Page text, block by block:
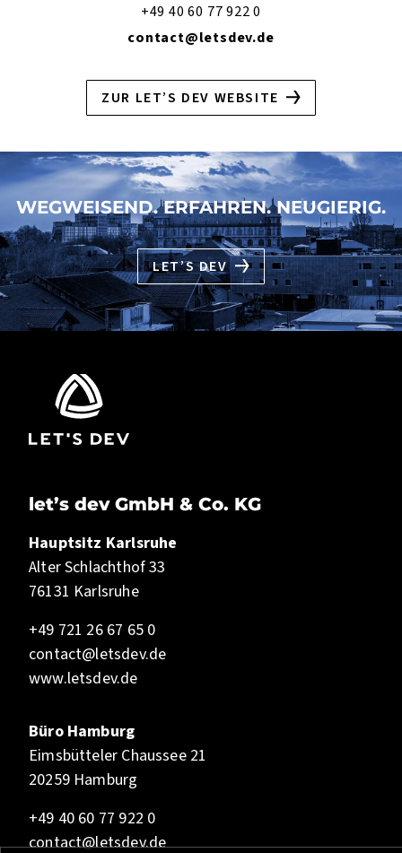
+49 40 60 77 922 0
contact@letsdev.de
ZUR LET’S DEV WEBSITE
WEGWEISEND. ERFAHREN. NEUGIERIG.
LET’S DEV
let’s dev GmbH & Co. KG
Hauptsitz Karlsruhe
Alter Schlachthof 33
76131 Karlsruhe
+49 721 26 67 65 0
contact@letsdev.de
www.letsdev.de
Büro Hamburg
Eimsbütteler Chaussee 21
20259 Hamburg
+49 40 60 77 922 0
contact@letsdev.de